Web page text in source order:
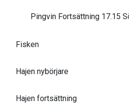
Pingvin Fortsättning 17.15
Fisken
Hajen nybörjare
Hajen fortsättning